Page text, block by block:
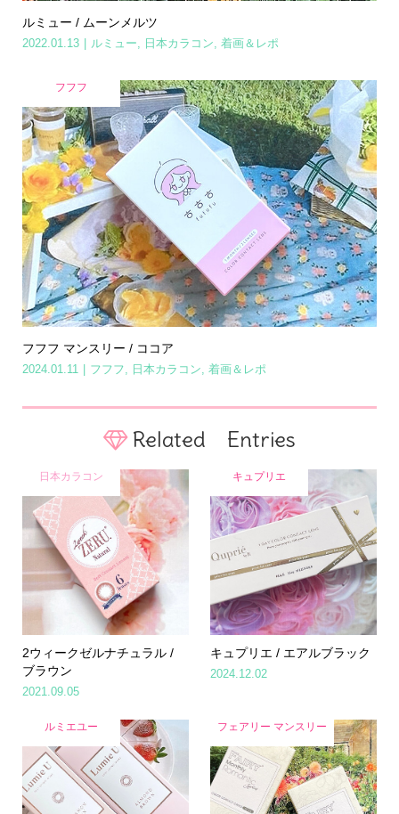
ルミュー / ムーンメルツ
2022.01.13 ルミュー 日本カラコン 着画＆レポ
フフフ
フフフ マンスリー / ココア
2024.01.11 フフフ 日本カラコン 着画＆レポ
Related Entries
日本カラコン
2ウィークゼルナチュラル /
ブラウン
2021.09.05
キュプリエ
キュプリエ / エアルブラック
2024.12.02
ルミエユー フェアリー マンスリー